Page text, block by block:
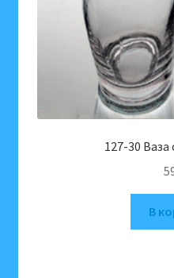
127-30 Ваза
В